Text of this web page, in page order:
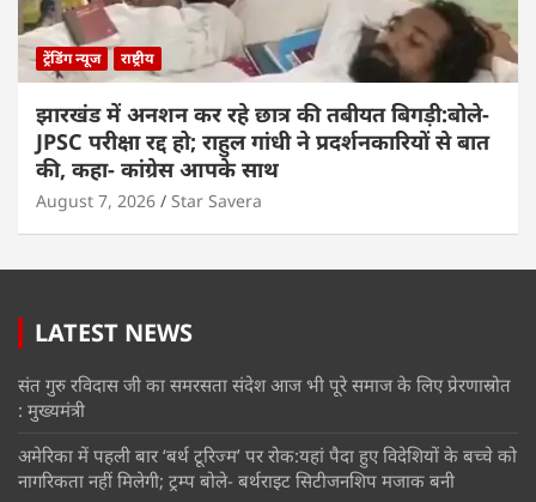
ट्रेंडिंग न्यूज राष्ट्रीय
झारखंड में अनशन कर रहे छात्र की तबीयत बिगड़ी:बोले-
JPSC परीक्षा रद्द हो; राहुल गांधी ने प्रदर्शनकारियों से बात
की, कहा- कांग्रेस आपके साथ
August 7, 2026 Star Savera
LATEST NEWS
संत गुरु रविदास जी का समरसता संदेश आज भी पूरे समाज के लिए प्रेरणास्रोत
: मुख्यमंत्री
अमेरिका में पहली बार ‘बर्थ टूरिज्म’ पर रोक:यहां पैदा हुए विदेशियों के बच्चे को
नागरिकता नहीं मिलेगी; ट्रम्प बोले- बर्थराइट सिटीजनशिप मजाक बनी